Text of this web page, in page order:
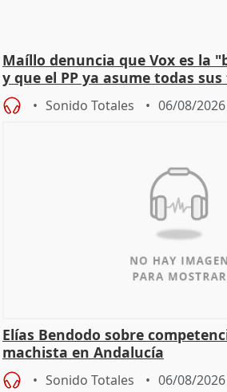
Maíllo denuncia que Vox es la
y que el PP ya asume todas sus
Sonido Totales 06/08/2026
Elías Bendodo sobre
machista en Andalucía
Sonido Totales 06/08/2026